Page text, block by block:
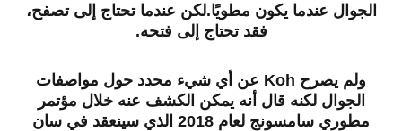
الجوال عندما يكون مطويًا.لكن عندما تحتاج إلى تصفح،
فقد تحتاج إلى فتحه.
ولم يصرح
عن أي شيء محدد حول مواصفات
الجوال لكنه قال أنه يمكن الكشف عنه خلال مؤتمر
مطوري سامسونج لعام 2018 الذي سينعقد في سان